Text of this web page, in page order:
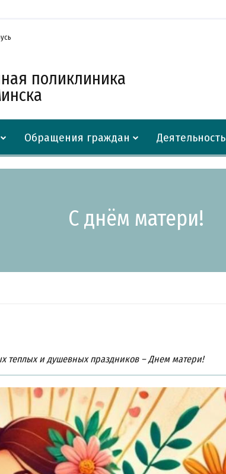
поликлиника
Обращения граждан Деятельность
С днём матери!
теплых и душевных праздников – Днем матери!